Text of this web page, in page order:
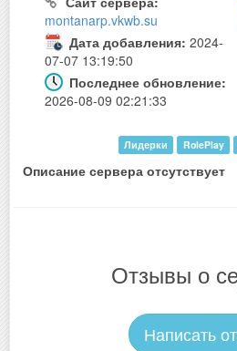
montanarp.vkwb.su
Дата добавления: 2024-
07-07 13:19:50
Последнее обновление:
2026-08-09 02:21:33
Лидерки RolePlay
Описание сервера отсутствует
Отзывы о
Написать